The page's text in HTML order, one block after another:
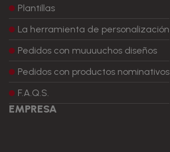
Plantillas
La herramienta de personalización
Pedidos con muuuuchos diseños
Pedidos con productos nominativos
F.A.Q.S.
EMPRESA